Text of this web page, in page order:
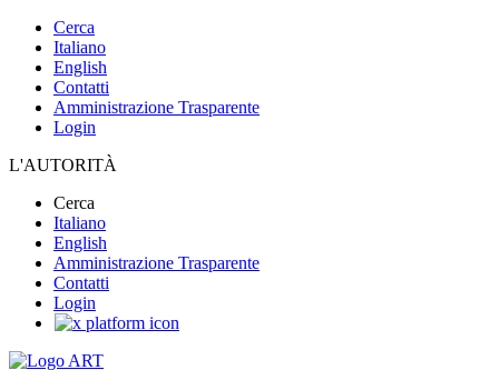
Cerca
Italiano
English
Contatti
Amministrazione Trasparente
Login
L'AUTORITÀ
Cerca
Italiano
English
Amministrazione Trasparente
Contatti
Login